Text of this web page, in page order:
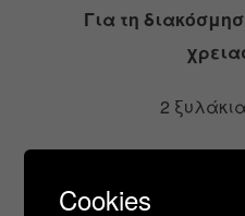
Για τη
2
Cookies